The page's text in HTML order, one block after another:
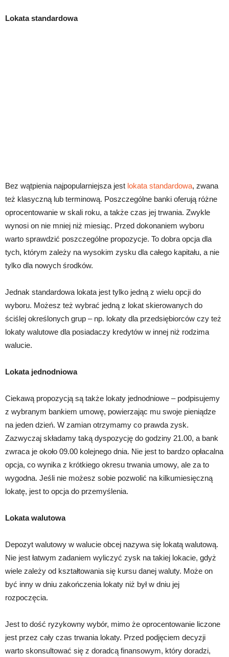
Lokata standardowa
Bez wątpienia najpopularniejsza jest lokata standardowa, zwana
też klasyczną lub terminową. Poszczególne banki oferują różne
oprocentowanie w skali roku, a także czas jej trwania. Zwykle
wynosi on nie mniej niż miesiąc. Przed dokonaniem wyboru
warto sprawdzić poszczególne propozycje. To dobra opcja dla
tych, którym zależy na wysokim zysku dla całego kapitału, a nie
tylko dla nowych środków.
Jednak standardowa lokata jest tylko jedną z wielu opcji do
wyboru. Możesz też wybrać jedną z lokat skierowanych do
ściślej określonych grup – np. lokaty dla przedsiębiorców czy też
lokaty walutowe dla posiadaczy kredytów w innej niż rodzima
walucie.
Lokata jednodniowa
Ciekawą propozycją są także lokaty jednodniowe – podpisujemy
z wybranym bankiem umowę, powierzając mu swoje pieniądze
na jeden dzień. W zamian otrzymamy co prawda zysk.
Zazwyczaj składamy taką dyspozycję do godziny 21.00, a bank
zwraca je około 09.00 kolejnego dnia. Nie jest to bardzo opłacalna
opcja, co wynika z krótkiego okresu trwania umowy, ale za to
wygodna. Jeśli nie możesz sobie pozwolić na kilkumiesięczną
lokatę, jest to opcja do przemyślenia.
Lokata walutowa
Depozyt walutowy w walucie obcej nazywa się lokatą walutową.
Nie jest łatwym zadaniem wyliczyć zysk na takiej lokacie, gdyż
wiele zależy od kształtowania się kursu danej waluty. Może on
być inny w dniu zakończenia lokaty niż był w dniu jej
rozpoczęcia.
Jest to dość ryzykowny wybór, mimo że oprocentowanie liczone
jest przez cały czas trwania lokaty. Przed podjęciem decyzji
warto skonsultować się z doradcą finansowym, który doradzi,